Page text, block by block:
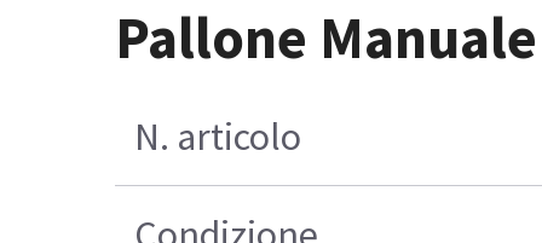
Pallone
N. articolo